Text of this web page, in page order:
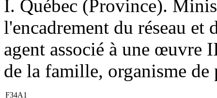
I. Québec (Province).
l'encadrement du réseau et
agent associé à une œuvre
de la famille, organisme
F34A1